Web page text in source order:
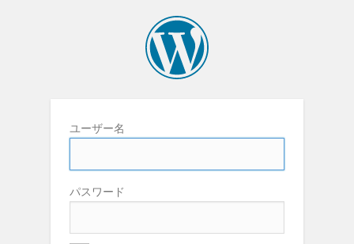
ユーザー名
パスワード